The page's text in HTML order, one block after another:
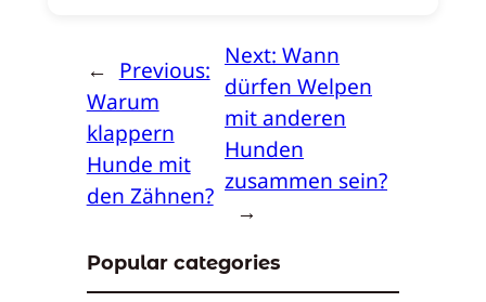
← Previous:
Warum
klappern
Hunde mit
den Zähnen?
Next:Wann
dürfen Welpen
mit anderen
Hunden
zusammen sein?
→
Popular categories